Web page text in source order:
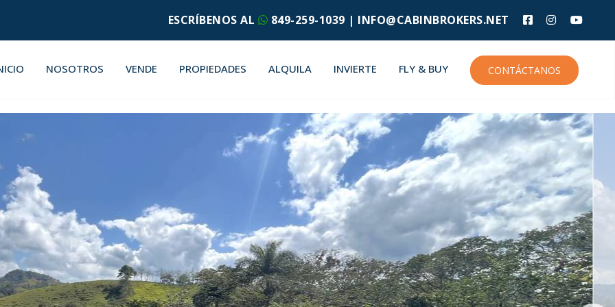
ESCRÍBENOS AL 849-259-1039 | INFO@CABINBROKERS.NET
NOSOTROS VENDE PROPIEDADES ALQUILA INVIERTE FLY & BUY CONTÁCTANOS